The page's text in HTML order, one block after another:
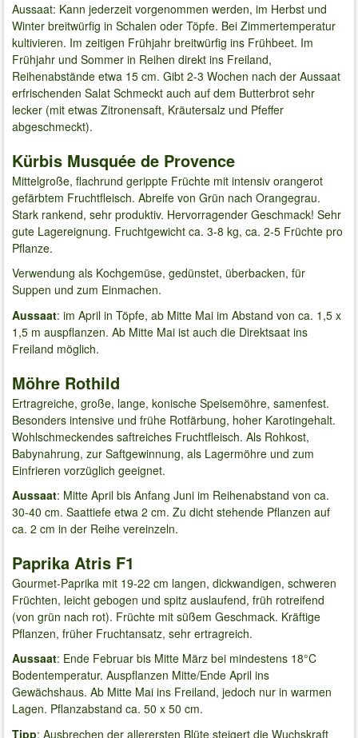
Aussaat: Kann jederzeit vorgenommen werden, im Herbst und
Winter breitwürfig in Schalen oder Töpfe. Bei Zimmertemperatur
kultivieren. Im zeitigen Frühjahr breitwürfig ins Frühbeet. Im
Frühjahr und Sommer in Reihen direkt ins Freiland,
Reihenabstände etwa 15 cm. Gibt 2-3 Wochen nach der Aussaat
erfrischenden Salat Schmeckt auch auf dem Butterbrot sehr
lecker (mit etwas Zitronensaft, Kräutersalz und Pfeffer
abgeschmeckt).
Kürbis Musquée de Provence
Mittelgroße, flachrund gerippte Früchte mit intensiv orangerot
gefärbtem Fruchtfleisch. Abreife von Grün nach Orangegrau.
Stark rankend, sehr produktiv. Hervorragender Geschmack! Sehr
gute Lagereignung. Fruchtgewicht ca. 3-8 kg, ca. 2-5 Früchte pro
Pflanze.
Verwendung als Kochgemüse, gedünstet, überbacken, für
Suppen und zum Einmachen.
Aussaat: im April in Töpfe, ab Mitte Mai im Abstand von ca. 1,5 x
1,5 m auspflanzen. Ab Mitte Mai ist auch die Direktsaat ins
Freiland möglich.
Möhre Rothild
Ertragreiche, große, lange, konische Speisemöhre, samenfest.
Besonders intensive und frühe Rotfärbung, hoher Karotingehalt.
Wohlschmeckendes saftreiches Fruchtfleisch. Als Rohkost,
Babynahrung, zur Saftgewinnung, als Lagermöhre und zum
Einfrieren vorzüglich geeignet.
Aussaat: Mitte April bis Anfang Juni im Reihenabstand von ca.
30-40 cm. Saattiefe etwa 2 cm. Zu dicht stehende Pflanzen auf
ca. 2 cm in der Reihe vereinzeln.
Paprika Atris F1
Gourmet-Paprika mit 19-22 cm langen, dickwandigen, schweren
Früchten, leicht gebogen und spitz auslaufend, früh rotreifend
(von grün nach rot). Früchte mit süßem Geschmack. Kräftige
Pflanzen, früher Fruchtansatz, sehr ertragreich.
Aussaat: Ende Februar bis Mitte März bei mindestens 18°C
Bodentemperatur. Auspflanzen Mitte/Ende April ins
Gewächshaus. Ab Mitte Mai ins Freiland, jedoch nur in warmen
Lagen. Pflanzabstand ca. 50 x 50 cm.
Tipp: Ausbrechen der allerersten Blüte steigert die Wuchskraft